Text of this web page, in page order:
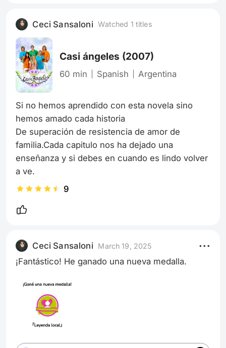
Ceci Sansaloni Watched 1 titles
Casi ángeles (2007)
60 min Spanish Argentina
Si no hemos aprendido con esta novela sino
hemos amado cada historia
De superación de resistencia de amor de
familia.Cada capitulo nos ha dejado una
enseñanza y si debes en cuando es lindo volver
a ve.
9
Ceci Sansaloni March 19, 2025
¡Fantástico! He ganado una nueva medalla.